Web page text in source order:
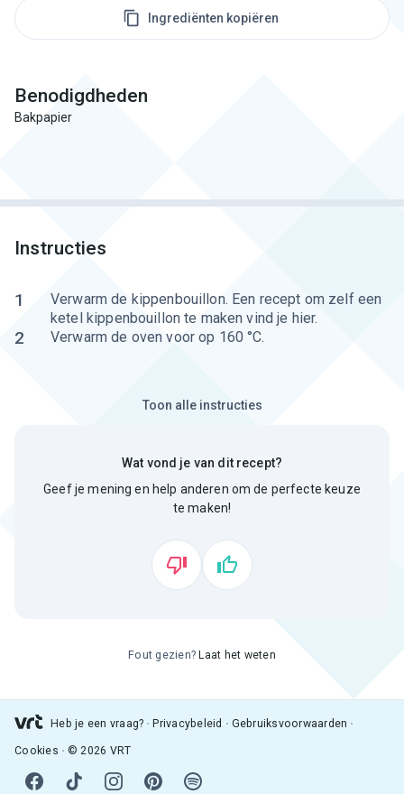
Ingrediënten kopiëren
Benodigdheden
Bakpapier
Instructies
1
Verwarm de kippenbouillon. Een recept om zelf een
ketel kippenbouillon te maken vind je hier.
2 Verwarm de oven voor op 160 °C.
Toon alle instructies
Wat vond je van dit recept?
Geef je mening en help anderen om de perfecte keuze
te maken!
Fout gezien? Laat het weten
Heb je een vraag? Privacybeleid Gebruiksvoorwaarden
Cookies © 2026 VRT